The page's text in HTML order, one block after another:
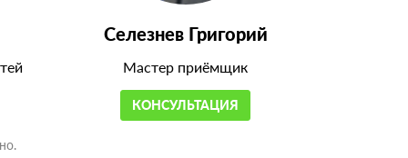
Селезнев Григорий
Мастер приёмщик
КОНСУЛЬТАЦИЯ